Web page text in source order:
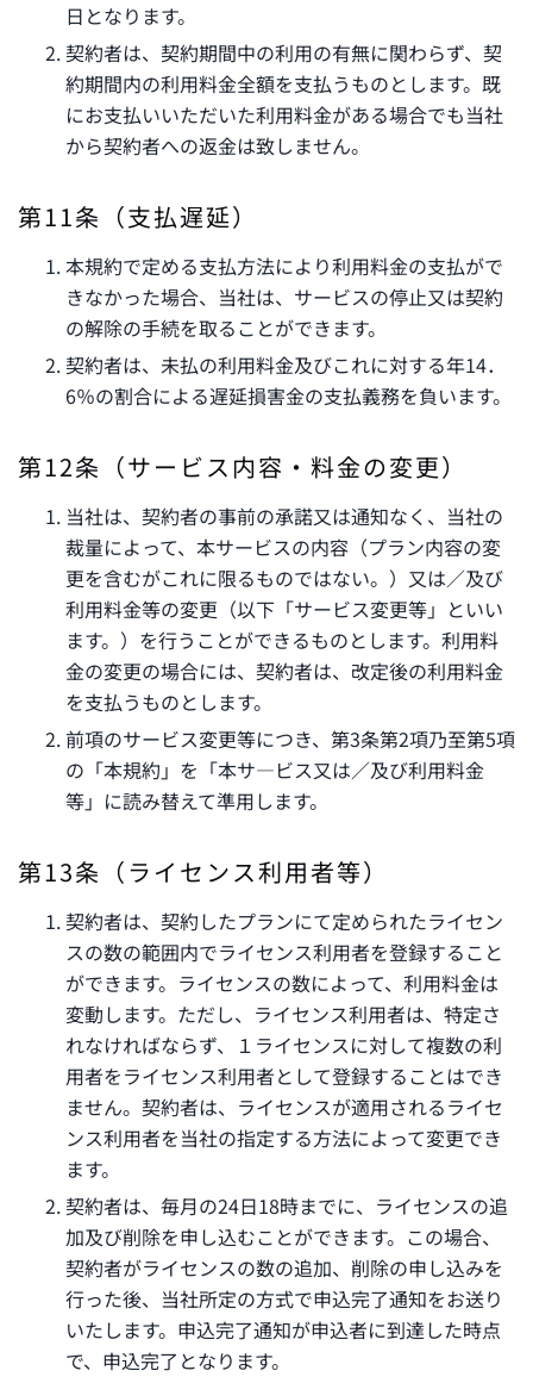
日となります。
契約者は、契約期間中の利用の有無に関わらず、契
約期間内の利用料金全額を支払うものとします。既
にお支払いいただいた利用料金がある場合でも当社
から契約者への返金は致しません。
第11条（支払遅延）
本規約で定める支払方法により利用料金の支払がで
きなかった場合、当社は、サービスの停止又は契約
の解除の手続を取ることができます。
契約者は、未払の利用料金及びこれに対する年14．
6％の割合による遅延損害金の支払義務を負います。
第12条（サービス内容・料金の変更）
当社は、契約者の事前の承諾又は通知なく、当社の
裁量によって、本サービスの内容（プラン内容の変
更を含むがこれに限るものではない。）又は／及び
利用料金等の変更（以下「サービス変更等」といい
ます。）を行うことができるものとします。利用料
金の変更の場合には、契約者は、改定後の利用料金
を支払うものとします。
前項のサービス変更等につき、第3条第2項乃至第5項
の「本規約」を「本サ―ビス又は／及び利用料金
等」に読み替えて準用します。
第13条（ライセンス利用者等）
契約者は、契約したプランにて定められたライセン
スの数の範囲内でライセンス利用者を登録すること
ができます。ライセンスの数によって、利用料金は
変動します。ただし、ライセンス利用者は、特定さ
れなければならず、１ライセンスに対して複数の利
用者をライセンス利用者として登録することはでき
ません。契約者は、ライセンスが適用されるライセ
ンス利用者を当社の指定する方法によって変更でき
ます。
契約者は、毎月の24日18時までに、ライセンスの追
加及び削除を申し込むことができます。この場合、
契約者がライセンスの数の追加、削除の申し込みを
行った後、当社所定の方式で申込完了通知をお送り
いたします。申込完了通知が申込者に到達した時点
で、申込完了となります。